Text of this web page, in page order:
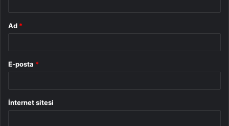
Ad *
E-posta *
İnternet sitesi